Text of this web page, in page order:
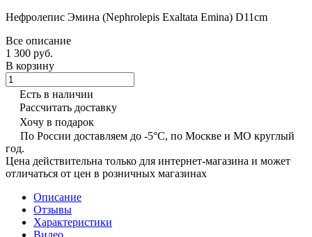
Нефролепис Эмина (Nephrolepis Exaltata Emina) D11cm
Все описание
1 300 руб.
В корзину
Есть в наличии
Рассчитать доставку
Хочу в подарок
По России доставляем до -5°C, по Москве и МО круглый
год.
Цена действительна только для интернет-магазина и может
отличаться от цен в розничных магазинах
Описание
Отзывы
Характеристики
Видео